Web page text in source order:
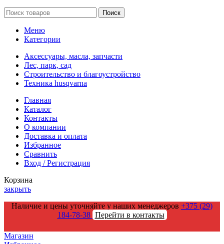
Поиск
Меню
Категории
Аксессуары, масла, запчасти
Лес, парк, сад
Строительство и благоустройство
Техника husqvarna
Главная
Каталог
Контакты
О компании
Доставка и оплата
Избранное
Сравнить
Вход / Регистрация
Корзина
закрыть
Наличие и цены уточняйте у наших менеджеров +375 (29)
184-78-38 Перейти в контакты
Магазин